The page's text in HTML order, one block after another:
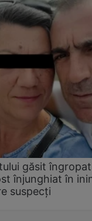
găsit
înjunghiat în
suspecți